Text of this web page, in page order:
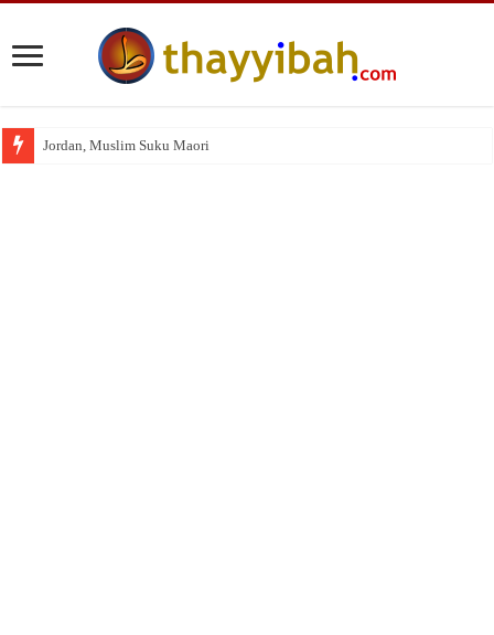
Jordan, Muslim Suku Maori